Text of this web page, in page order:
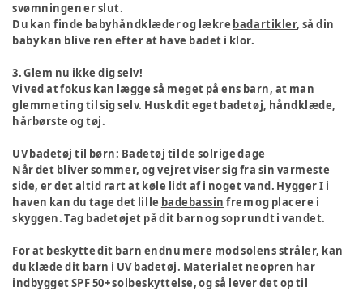
svømningen er slut.
Du kan finde babyhåndklæder og lækre badartikler, så din
baby kan blive ren efter at have badet i klor.
3. Glem nu ikke dig selv!
Vi ved at fokus kan lægge så meget på ens barn, at man
glemme ting til sig selv. Husk dit eget badetøj, håndklæde,
hårbørste og tøj.
UV badetøj til børn: Badetøj til de solrige dage
Når det bliver sommer, og vejret viser sig fra sin varmeste
side, er det altid rart at køle lidt af i noget vand. Hygger I i
haven kan du tage det lille badebassin frem og placere i
skyggen. Tag badetøjet på dit barn og sop rundt i vandet.
For at beskytte dit barn endnu mere mod solens stråler, kan
du klæde dit barn i UV badetøj. Materialet neopren har
indbygget SPF 50+ solbeskyttelse, og så lever det op til